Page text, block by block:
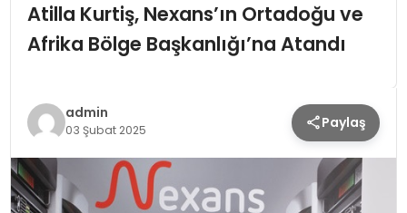
GÜNDEM
SIYASET
SPOR
Atilla Kurtiş, Nexans’ın Ortadoğu ve
Afrika Bölge Başkanlığı’na Atandı
admin
03 Şubat 2025 Paylaş